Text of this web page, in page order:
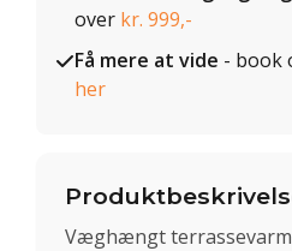
over kr. 999,-
Få mere at vide - book
her
Væghængt